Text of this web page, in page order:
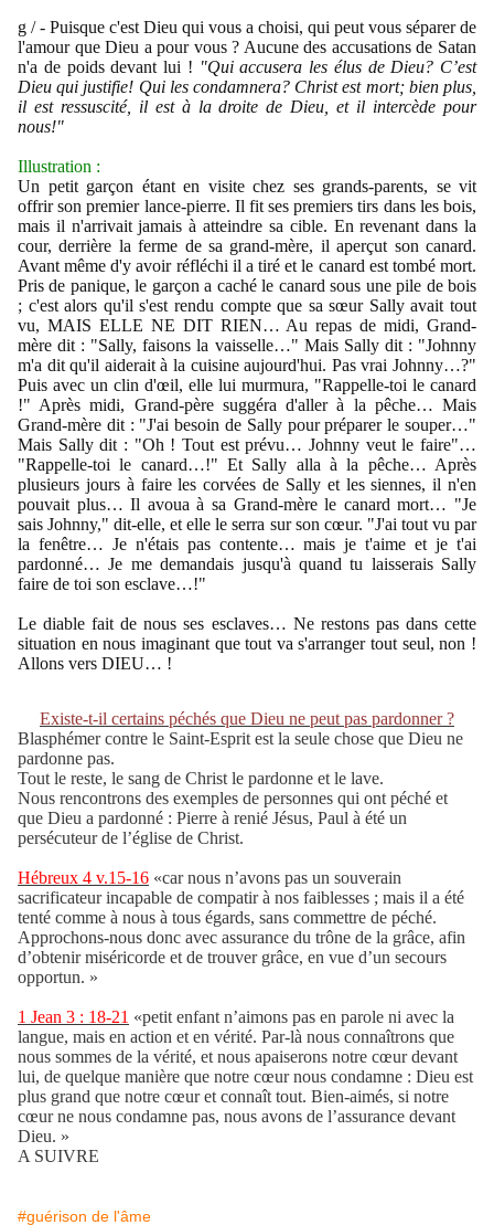
g / - Puisque c'est Dieu qui vous a choisi, qui peut vous séparer de
l'amour que Dieu a pour vous ? Aucune des accusations de Satan
n'a de poids devant lui ! "Qui accusera les élus de Dieu? C’est
Dieu qui justifie! Qui les condamnera? Christ est mort; bien plus,
il est ressuscité, il est à la droite de Dieu, et il intercède pour
nous!"
Illustration :
Un petit garçon étant en visite chez ses grands-parents, se vit
offrir son premier lance-pierre. Il fit ses premiers tirs dans les bois,
mais il n'arrivait jamais à atteindre sa cible. En revenant dans la
cour, derrière la ferme de sa grand-mère, il aperçut son canard.
Avant même d'y avoir réfléchi il a tiré et le canard est tombé mort.
Pris de panique, le garçon a caché le canard sous une pile de bois
; c'est alors qu'il s'est rendu compte que sa sœur Sally avait tout
vu, MAIS ELLE NE DIT RIEN… Au repas de midi, Grand-
mère dit : "Sally, faisons la vaisselle…" Mais Sally dit : "Johnny
m'a dit qu'il aiderait à la cuisine aujourd'hui. Pas vrai Johnny…?"
Puis avec un clin d'œil, elle lui murmura, "Rappelle-toi le canard
!" Après midi, Grand-père suggéra d'aller à la pêche… Mais
Grand-mère dit : "J'ai besoin de Sally pour préparer le souper…"
Mais Sally dit : "Oh ! Tout est prévu… Johnny veut le faire"…
"Rappelle-toi le canard…!" Et Sally alla à la pêche… Après
plusieurs jours à faire les corvées de Sally et les siennes, il n'en
pouvait plus… Il avoua à sa Grand-mère le canard mort… "Je
sais Johnny," dit-elle, et elle le serra sur son cœur. "J'ai tout vu par
la fenêtre… Je n'étais pas contente… mais je t'aime et je t'ai
pardonné… Je me demandais jusqu'à quand tu laisserais Sally
faire de toi son esclave…!"
Le diable fait de nous ses esclaves… Ne restons pas dans cette
situation en nous imaginant que tout va s'arranger tout seul, non !
Allons vers DIEU… !
Existe-t-il certains péchés que Dieu ne peut pas pardonner ?
Blasphémer contre le Saint-Esprit est la seule chose que Dieu ne
pardonne pas.
Tout le reste, le sang de Christ le pardonne et le lave.
Nous rencontrons des exemples de personnes qui ont péché et
que Dieu a pardonné : Pierre à renié Jésus, Paul à été un
persécuteur de l’église de Christ.
Hébreux 4 v.15-16 «car nous n’avons pas un souverain
sacrificateur incapable de compatir à nos faiblesses ; mais il a été
tenté comme à nous à tous égards, sans commettre de péché.
Approchons-nous donc avec assurance du trône de la grâce, afin
d’obtenir miséricorde et de trouver grâce, en vue d’un secours
opportun. »
1 Jean 3 : 18-21 «petit enfant n’aimons pas en parole ni avec la
langue, mais en action et en vérité. Par-là nous connaîtrons que
nous sommes de la vérité, et nous apaiserons notre cœur devant
lui, de quelque manière que notre cœur nous condamne : Dieu est
plus grand que notre cœur et connaît tout. Bien-aimés, si notre
cœur ne nous condamne pas, nous avons de l’assurance devant
Dieu. »
A SUIVRE
#guérison de l'âme